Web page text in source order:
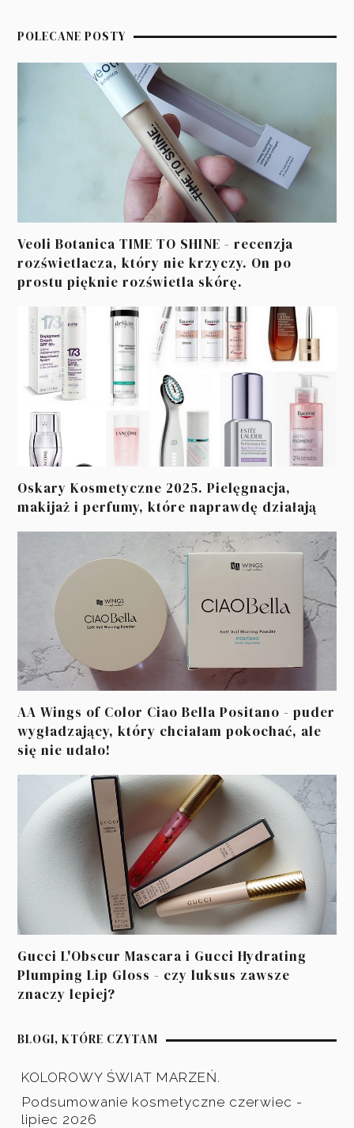
POLECANE POSTY
Veoli Botanica TIME TO SHINE - recenzja
rozświetlacza, który nie krzyczy. On po
prostu pięknie rozświetla skórę.
Oskary Kosmetyczne 2025. Pielęgnacja,
makijaż i perfumy, które naprawdę działają
AA Wings of Color Ciao Bella Positano - puder
wygładzający, który chciałam pokochać, ale
się nie udało!
Gucci L'Obscur Mascara i Gucci Hydrating
Plumping Lip Gloss - czy luksus zawsze
znaczy lepiej?
BLOGI, KTÓRE CZYTAM
KOLOROWY ŚWIAT MARZEŃ.
Podsumowanie kosmetyczne czerwiec -
lipiec 2026